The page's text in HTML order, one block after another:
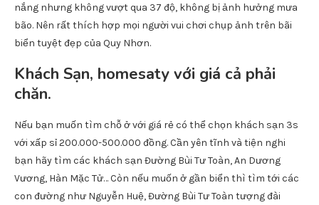
nắng nhưng không vượt qua 37 độ, không bị ảnh hưởng mưa
bão. Nên rất thích hợp mọi người vui chơi chụp ảnh trên bãi
biển tuyệt đẹp của Quy Nhơn.
Khách Sạn, homesaty với giá cả phải
chăn.
Nếu bạn muốn tìm chỗ ở với giá rẻ có thể chọn khách sạn 3s
với xấp sỉ 200.000-500.000 đồng. Cần yên tĩnh và tiện nghi
bạn hãy tìm các khách sạn Đường Bùi Tư Toàn, An Dương
Vương, Hàn Mặc Tử… Còn nếu muốn ở gần biển thì tìm tới các
con đường như Nguyễn Huệ, Đường Bùi Tư Toàn tượng đài